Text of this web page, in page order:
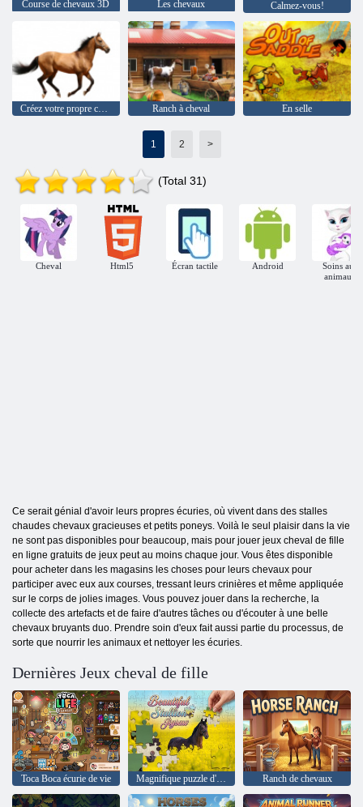
Course de chevaux 3D Les chevaux Calmez-vous!
Créez votre propre cheval Ranch à cheval En selle
1 2 >
(Total 31)
Cheval Html5 Écran tactile Android
Soins aux
animaux
Ce serait génial d'avoir leurs propres écuries, où vivent dans des stalles
chaudes chevaux gracieuses et petits poneys. Voilà le seul plaisir dans la vie
ne sont pas disponibles pour beaucoup, mais pour jouer jeux cheval de fille
en ligne gratuits de jeux peut au moins chaque jour. Vous êtes disponible
pour acheter dans les magasins les choses pour leurs chevaux pour
participer avec eux aux courses, tressant leurs crinières et même appliquée
sur le corps de jolies images. Vous pouvez jouer dans la recherche, la
collecte des artefacts et de faire d'autres tâches ou d'écouter à une belle
chevaux bruyants duo. Prendre soin d'eux fait aussi partie du processus, de
sorte que nourrir les animaux et nettoyer les écuries.
Dernières Jeux cheval de fille
Toca Boca écurie de vie Magnifique puzzle d'étalon Ranch de chevaux